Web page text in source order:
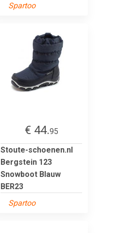
Spartoo
€ 44.95
Stoute-schoenen.nl
Bergstein 123
Snowboot Blauw
BER23
Spartoo